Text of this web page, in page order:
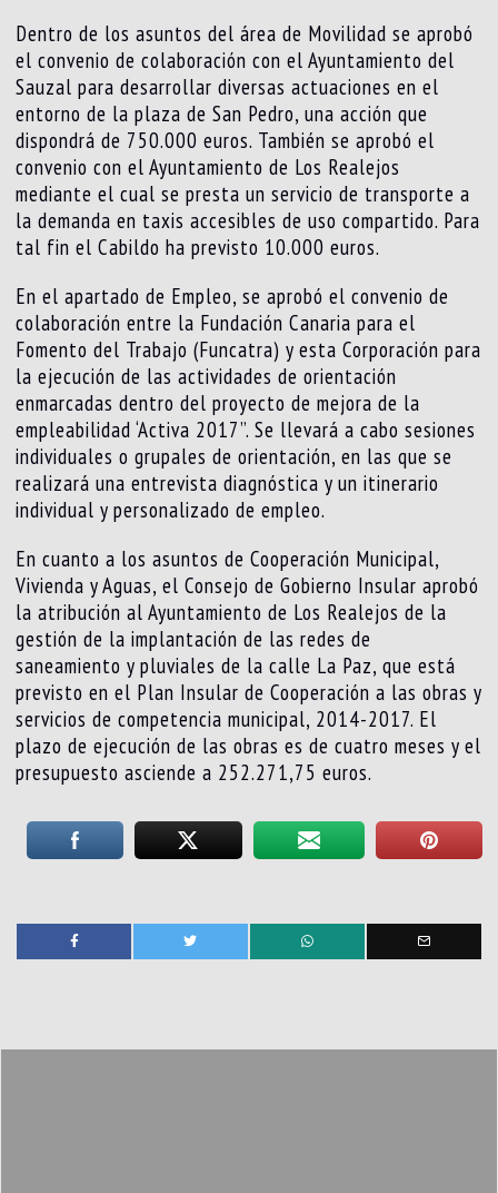
Dentro de los asuntos del área de Movilidad se aprobó
el convenio de colaboración con el Ayuntamiento del
Sauzal para desarrollar diversas actuaciones en el
entorno de la plaza de San Pedro, una acción que
dispondrá de 750.000 euros. También se aprobó el
convenio con el Ayuntamiento de Los Realejos
mediante el cual se presta un servicio de transporte a
la demanda en taxis accesibles de uso compartido. Para
tal fin el Cabildo ha previsto 10.000 euros.
En el apartado de Empleo, se aprobó el convenio de
colaboración entre la Fundación Canaria para el
Fomento del Trabajo (Funcatra) y esta Corporación para
la ejecución de las actividades de orientación
enmarcadas dentro del proyecto de mejora de la
empleabilidad ‘Activa 2017”. Se llevará a cabo sesiones
individuales o grupales de orientación, en las que se
realizará una entrevista diagnóstica y un itinerario
individual y personalizado de empleo.
En cuanto a los asuntos de Cooperación Municipal,
Vivienda y Aguas, el Consejo de Gobierno Insular aprobó
la atribución al Ayuntamiento de Los Realejos de la
gestión de la implantación de las redes de
saneamiento y pluviales de la calle La Paz, que está
previsto en el Plan Insular de Cooperación a las obras y
servicios de competencia municipal, 2014-2017. El
plazo de ejecución de las obras es de cuatro meses y el
presupuesto asciende a 252.271,75 euros.